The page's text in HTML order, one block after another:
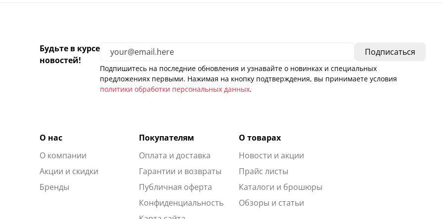
Будьте в курсе
новостей!
Подпишитесь на последние обновления и узнавайте о новинках и специальных
предложениях первыми. Нажимая на кнопку подтверждения, вы принимаете условия
политики обработки персональных данных.
О нас
О компании
Акции и скидки
Бренды
Покупателям
Оплата и доставка
Гарантии и возвраты
Публичная оферта
Конфиденциальность
О товарах
Новости и акции
Прайс листы
Каталоги и брошюры
Обзоры и статьи